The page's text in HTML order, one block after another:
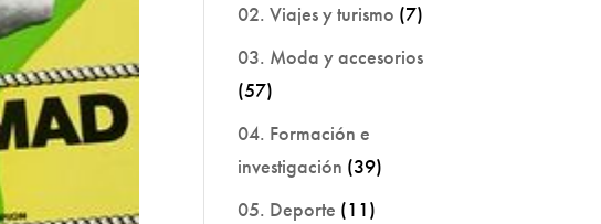
02. Viajes y turismo (7)
03. Moda y accesorios
(57)
04. Formación e
investigación (39)
05. Deporte (11)